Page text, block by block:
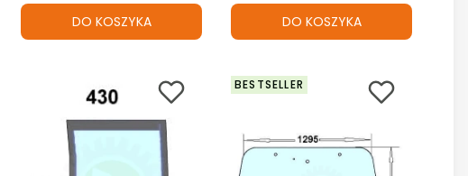
DO KOSZYKA DO KOSZYKA
BESTSELLER